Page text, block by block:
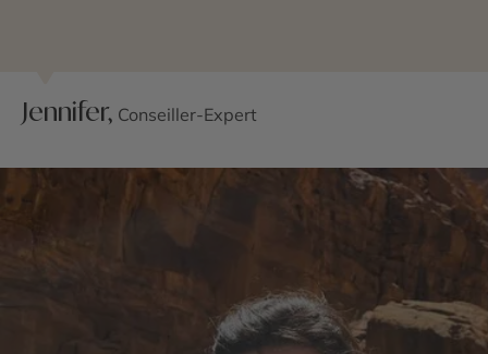
opter pour des hébergements en lodge pour plus de
confort, ou en camp de toile pour une expérience hors
mystérieux de la savane. Terminez votre safari par
un séjour plage sur les côtes du
ou sur l’île de
Jennifer, Conseiller-Expert